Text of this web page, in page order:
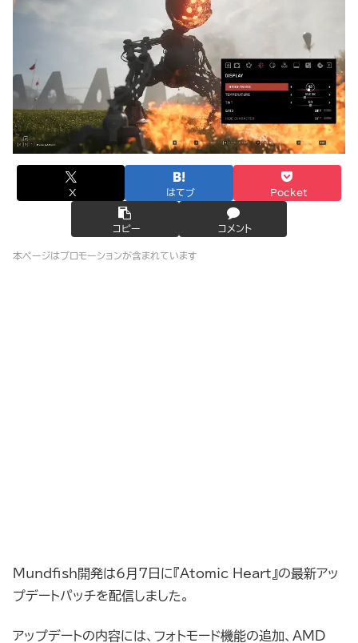
X はてブ Pocket
コピー コメント
本ページはプロモーションが含まれています
Mundfish開発は6月7日に『Atomic Heart』の最新アッ
プデートパッチを配信しました。
アップデートの内容には、フォトモード機能の追加、AMD